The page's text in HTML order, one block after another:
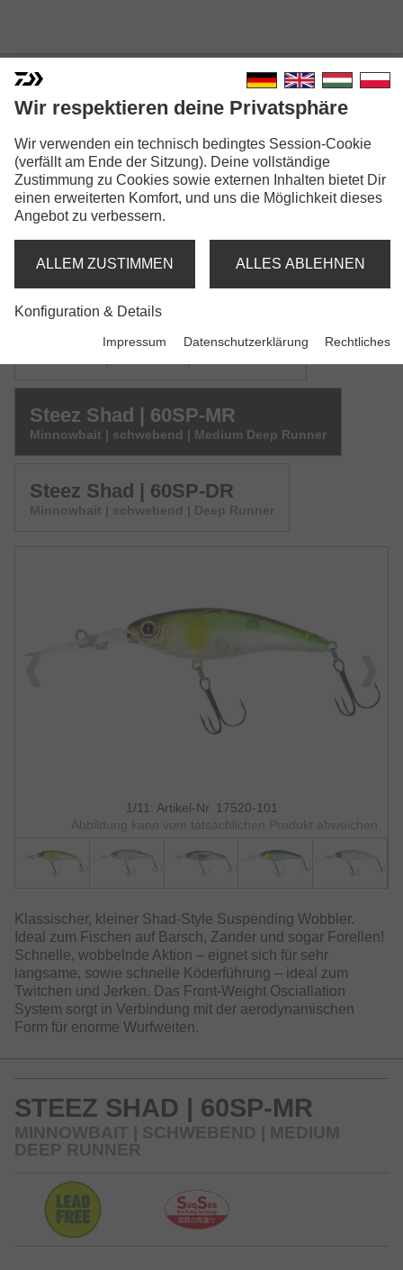
STEEZ SHAD
Steez Shad | 60SP-SR
Steez Shad | 60SP-MR
Minnowbait | schwebend | Medium Deep Runner
Steez Shad | 60SP-DR
Minnowbait | schwebend | Deep Runner
1/11: Artikel-Nr. 17520-101
Abbildung kann vom tatsächlichen Produkt abweichen.
Klassischer, kleiner Shad-Style Suspending Wobbler.
Ideal zum Fischen auf Barsch, Zander und sogar Forellen!
Schnelle, wobbelnde Aktion – eignet sich für sehr
langsame, sowie schnelle Köderführung – ideal zum
Twitchen und Jerken. Das Front-Weight Osciallation
System sorgt in Verbindung mit der aerodynamischen
Form für enorme Wurfweiten.
STEEZ SHAD | 60SP-MR
MINNOWBAIT | SCHWEBEND | MEDIUM
DEEP RUNNER
Wir respektieren deine Privatsphäre
Wir verwenden ein technisch bedingtes Session-Cookie
(verfällt am Ende der Sitzung). Deine vollständige
Zustimmung zu Cookies sowie externen Inhalten bietet Dir
einen erweiterten Komfort, und uns die Möglichkeit dieses
Angebot zu verbessern.
ALLEM ZUSTIMMEN ALLES ABLEHNEN
Konfiguration & Details
Impressum Datenschutzerklärung Rechtliches